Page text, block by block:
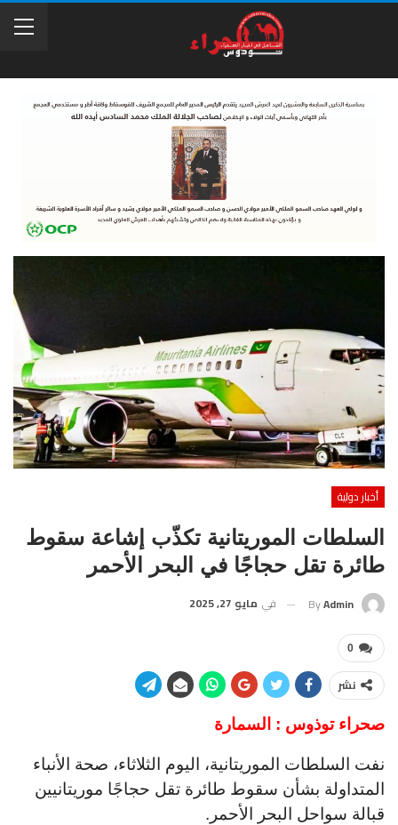
أخبار دولية
السلطات الموريتانية تكذّب إشاعة سقوط
طائرة تقل حجاجًا في البحر الأحمر
ByAdmin في مايو 27, 2025
0
نشر
صحراء توذوس : السمارة
نفت السلطات الموريتانية، اليوم الثلاثاء، صحة الأنباء
المتداولة بشأن سقوط طائرة تقل حجاجًا موريتانيين
قبالة سواحل البحر الأحمر.